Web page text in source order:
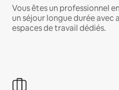
Vous êtes un professionnel
un séjour longue durée
espaces de travail dédiés.